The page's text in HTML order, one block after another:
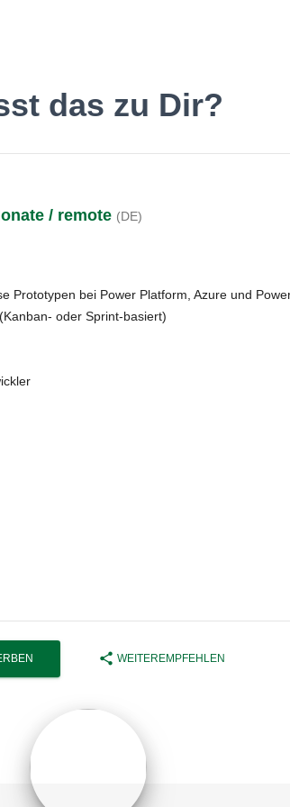
Job, der Dir
das zu Dir?
/ remote (DE)
Prototypen bei Power Platform, Azure und
oder Sprint-basiert)
share WEITEREMPFEHLEN